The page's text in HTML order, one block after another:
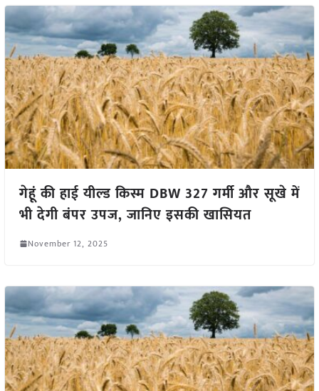
गेहूं की हाई यील्ड किस्म DBW 327 गर्मी और सूखे में
भी देगी बंपर उपज, जानिए इसकी खासियत
November 12, 2025